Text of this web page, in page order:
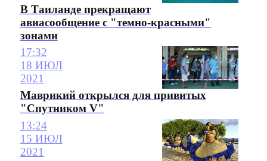
В Таиланде прекращают
авиасообщение с "темно-красными"
зонами
17:32
18 ИЮЛ
2021
Маврикий открылся для привитых
"Спутником V"
13:24
15 ИЮЛ
2021